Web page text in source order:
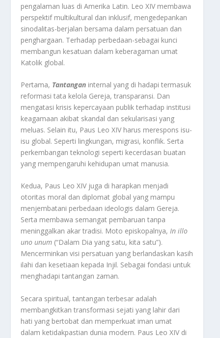
pengalaman luas di Amerika Latin. Leo XIV membawa
perspektif multikultural dan inklusif, mengedepankan
sinodalitas-berjalan bersama dalam persatuan dan
penghargaan. Terhadap perbedaan-sebagai kunci
membangun kesatuan dalam keberagaman umat
Katolik global.
Pertama, Tantangan internal yang di hadapi termasuk
reformasi tata kelola Gereja, transparansi. Dan
mengatasi krisis kepercayaan publik terhadap institusi
keagamaan akibat skandal dan sekularisasi yang
meluas. Selain itu, Paus Leo XIV harus merespons isu-
isu global. Seperti lingkungan, migrasi, konflik. Serta
perkembangan teknologi seperti kecerdasan buatan
yang mempengaruhi kehidupan umat manusia.
Kedua, Paus Leo XIV juga di harapkan menjadi
otoritas moral dan diplomat global yang mampu
menjembatani perbedaan ideologis dalam Gereja.
Serta membawa semangat pembaruan tanpa
meninggalkan akar tradisi. Moto episkopalnya,In illo
uno unum (“Dalam Dia yang satu, kita satu”).
Mencerminkan visi persatuan yang berlandaskan kasih
ilahi dan kesetiaan kepada Injil. Sebagai fondasi untuk
menghadapi tantangan zaman.
Secara spiritual, tantangan terbesar adalah
membangkitkan transformasi sejati yang lahir dari
hati yang bertobat dan memperkuat iman umat
dalam ketidakpastian dunia modern. Paus Leo XIV di